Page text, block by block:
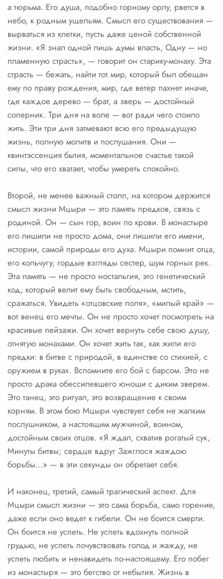
а тюрьма. Его душа, подобно горному орлу, рвется в
небо, к родным ущельям. Смысл его существования —
вырваться из клетки, пусть даже ценой собственной
жизни. «Я знал одной лишь думы власть, Одну — но
пламенную страсть», — говорит он старику-монаху. Эта
страсть — бежать, найти тот мир, который был обещан
ему по праву рождения, мир, где ветер пахнет иначе,
где каждое дерево — брат, а зверь — достойный
соперник. Три дня на воле — вот ради чего стоило
жить. Эти три дня затмевают всю его предыдущую
жизнь, полную молитв и послушания. Они —
квинтэссенция бытия, моментальное счастье такой
силы, что его хватает, чтобы умереть спокойно.
Второй, не менее важный столп, на котором держится
смысл жизни Мцыри — это память предков, связь с
родиной. Он — сын гор, воин по крови. В монастыре
его лишили не просто дома, они лишили его имени,
истории, самой природы его духа. Мцыри помнит отца,
его кольчугу, гордые взгляды сестер, шум горных рек.
Эта память — не просто ностальгия, это генетический
код, который велит ему быть свободным, мстить,
сражаться. Увидеть «отцовские поля», «милый край» —
вот венец его мечты. Он не просто хочет посмотреть на
красивые пейзажи. Он хочет вернуть себе свою душу,
отнятую монахами. Он хочет жить так, как жили его
предки: в битве с природой, в единстве со стихией, с
оружием в руках. Вспомните его бой с барсом. Это не
просто драка обессилевшего юноши с диким зверем.
Это танец, это ритуал, это возвращение к своим
корням. В этом бою Мцыри чувствует себя не жалким
послушником, а настоящим мужчиной, воином,
достойным своих отцов. «Я ждал, схватив рогатый сук,
Минуты битвы; сердце вдруг Зажглося жаждою
борьбы…» — в эти секунды он обретает себя.
И наконец, третий, самый трагический аспект. Для
Мцыри смысл жизни — это сама борьба, само горение,
даже если оно ведет к гибели. Он не боится смерти.
Он боится не успеть. Не успеть вдохнуть полной
грудью, не успеть почувствовать голод и жажду, не
успеть любить и ненавидеть по-настоящему. Его побег
из монастыря — это бегство от небытия. Жизнь в